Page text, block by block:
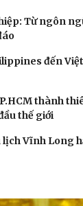
Từ ngôn
đến
thành
thế giới
Vĩnh Long